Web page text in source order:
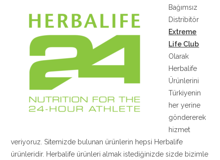
Bağımsız
Distribitör
Extreme
Life Club
Olarak
Herbalife
Ürünlerini
Türkiyenin
her yerine
göndererek
hizmet
veriyoruz. Sitemizde bulunan ürünlerin hepsi Herbalife
ürünleridir. Herbalife ürünleri almak istediğinizde sizde bizimle